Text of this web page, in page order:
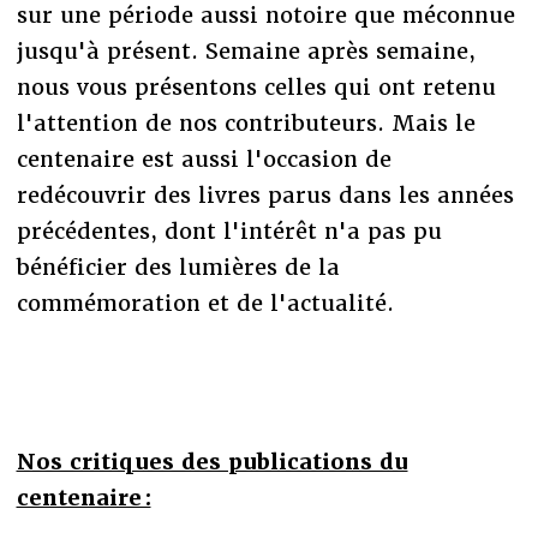
sur une période aussi notoire que méconnue
jusqu'à présent. Semaine après semaine,
nous vous présentons celles qui ont retenu
l'attention de nos contributeurs. Mais le
centenaire est aussi l'occasion de
redécouvrir des livres parus dans les années
précédentes, dont l'intérêt n'a pas pu
bénéficier des lumières de la
commémoration et de l'actualité.
Nos critiques des publications du
centenaire :